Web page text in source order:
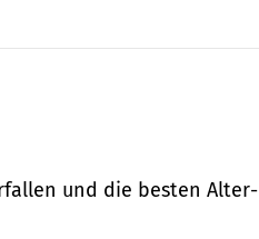
und die besten Alter­